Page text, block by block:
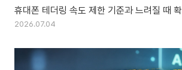
휴대폰 테더링 속도 제한 기준과 느려질 때
2026.07.04